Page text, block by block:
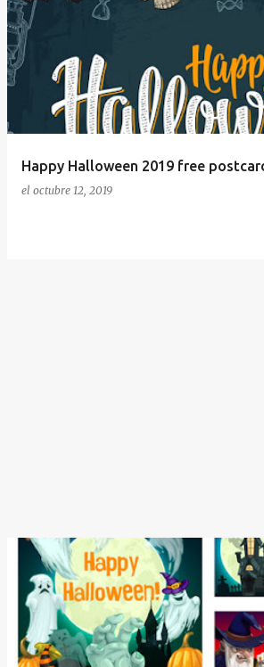
Happy Halloween 2019 free
el octubre 12, 2019